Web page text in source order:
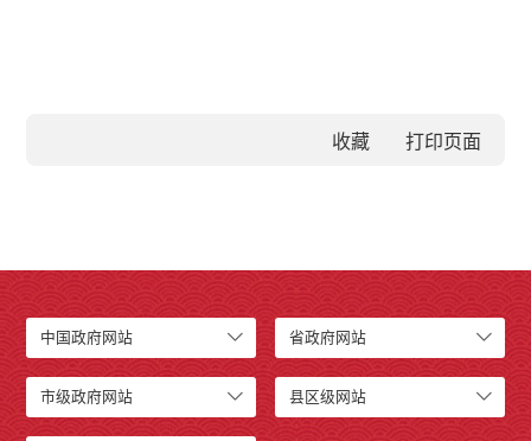
收藏
中国政府网站 省政府网站
市级政府网站 县区级网站